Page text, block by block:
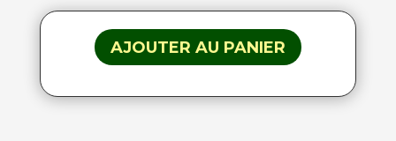
AJOUTER AU PANIER